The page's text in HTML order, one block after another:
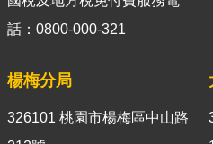
信
私
話：0800-000-321
楊梅分局
326101 桃園市楊梅區中山路